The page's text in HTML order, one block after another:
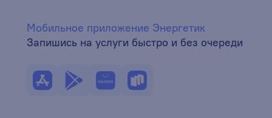
Мобильное приложение Энергетик
Запишись на услуги быстро и без очереди